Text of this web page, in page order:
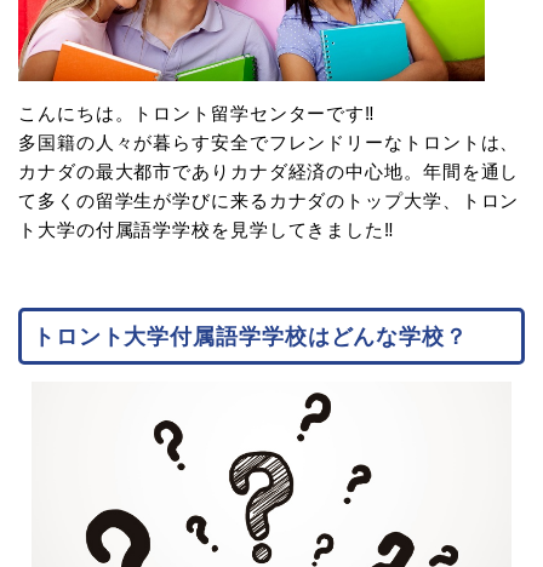
こんにちは。トロント留学センターです‼
多国籍の人々が暮らす安全でフレンドリーなトロントは、
カナダの最大都市でありカナダ経済の中心地。年間を通し
て多くの留学生が学びに来るカナダのトップ大学、トロン
ト大学の付属語学学校を見学してきました‼
トロント大学付属語学学校はどんな学校？